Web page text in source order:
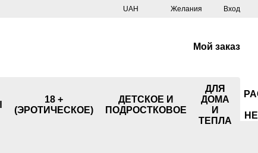
UAH Желания Вход
Мой заказ
18 +
(ЭРОТИЧЕСКОЕ)
ДЕТСКОЕ И
ПОДРОСТКОВОЕ
ДЛЯ
ДОМА
И
ТЕПЛА